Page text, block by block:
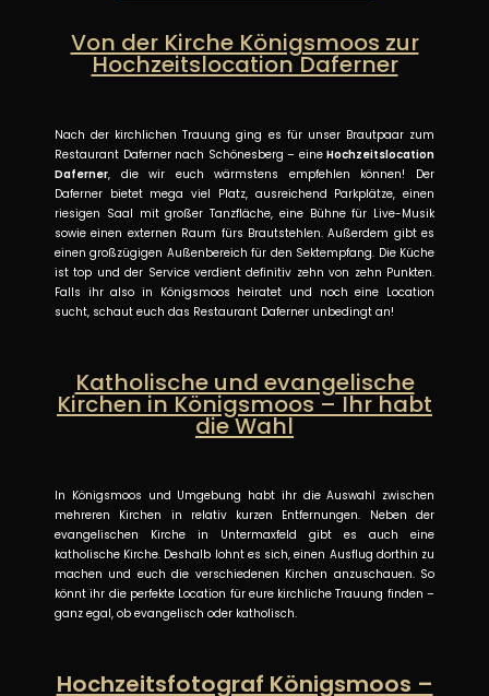
Von der Kirche Königsmoos zur
Hochzeitslocation Daferner
Nach der kirchlichen Trauung ging es für unser Brautpaar zum
Restaurant Daferner nach Schönesberg – eine Hochzeitslocation
Daferner, die wir euch wärmstens empfehlen können! Der
Daferner bietet mega viel Platz, ausreichend Parkplätze, einen
riesigen Saal mit großer Tanzfläche, eine Bühne für Live-Musik
sowie einen externen Raum fürs Brautstehlen. Außerdem gibt es
einen großzügigen Außenbereich für den Sektempfang. Die Küche
ist top und der Service verdient definitiv zehn von zehn Punkten.
Falls ihr also in Königsmoos heiratet und noch eine Location
sucht, schaut euch das Restaurant Daferner unbedingt an!
Katholische und evangelische
Kirchen in Königsmoos – Ihr habt
die Wahl
In Königsmoos und Umgebung habt ihr die Auswahl zwischen
mehreren Kirchen in relativ kurzen Entfernungen. Neben der
evangelischen Kirche in Untermaxfeld gibt es auch eine
katholische Kirche. Deshalb lohnt es sich, einen Ausflug dorthin zu
machen und euch die verschiedenen Kirchen anzuschauen. So
könnt ihr die perfekte Location für eure kirchliche Trauung finden –
ganz egal, ob evangelisch oder katholisch.
Hochzeitsfotograf Königsmoos –